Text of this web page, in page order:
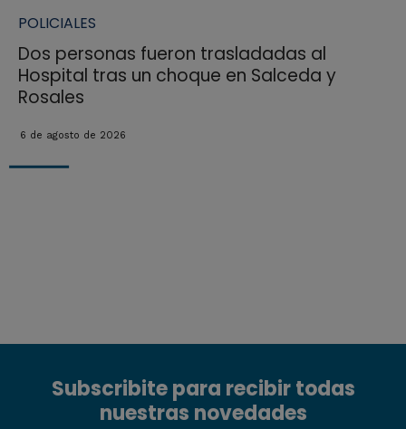
POLICIALES
Dos personas fueron trasladadas al
Hospital tras un choque en Salceda y
Rosales
6 de agosto de 2026
Subscribite para recibir todas
nuestras novedades